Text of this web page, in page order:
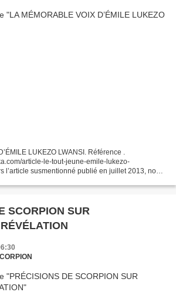
LUKEZO LWANSI. Référence .
article-le-tout-jeune-emile-lukezo-
l’article susmentionné publié en juillet 2013, nous
SCORPION SUR